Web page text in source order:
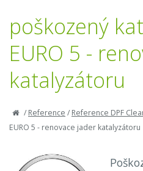
poškozený
EURO 5 -
katalyzátoru
/Reference /Reference DPF
EURO 5 - renovace jader katalyzátoru